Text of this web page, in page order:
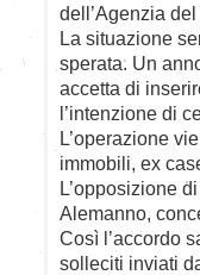
dell’Agenzia
La situazione
sperata. Un
accetta di
l’intenzione di
L’operazione
immobili, ex
L’opposizione
Alemanno,
Così l’accordo
solleciti inviati